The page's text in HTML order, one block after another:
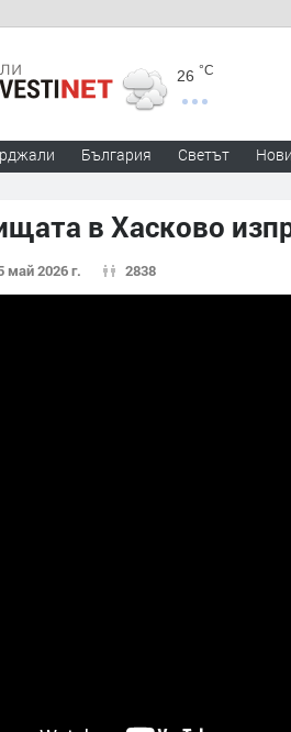
26 °C
България Светът
в Хасково
май 2026 г. 2838